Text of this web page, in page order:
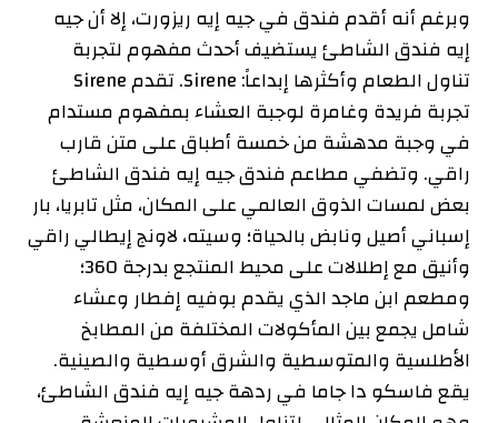
وبرغم أنه أقدم فندق في جيه إيه ريزورت، إلا أن جيه
إيه فندق الشاطئ يستضيف أحدث مفهوم لتجربة
تناول الطعام وأكثرها إبداعاً: Sirene. تقدم Sirene
تجربة فريدة وغامرة لوجبة العشاء بمفهوم مستدام
في وجبة مدهشة من خمسة أطباق على متن قارب
راقي. وتضفي مطاعم فندق جيه إيه فندق الشاطئ
بعض لمسات الذوق العالمي على المكان، مثل تابريا، بار
إسباني أصيل ونابض بالحياة؛ وسيته، لاونج إيطالي راقي
وأنيق مع إطلالات على محيط المنتجع بدرجة 360؛
ومطعم ابن ماجد الذي يقدم بوفيه إفطار وعشاء
شامل يجمع بين المأكولات المختلفة من المطابخ
الأطلسية والمتوسطية والشرق أوسطية والصينية.
يقع فاسكو دا جاما في ردهة جيه إيه فندق الشاطئ،